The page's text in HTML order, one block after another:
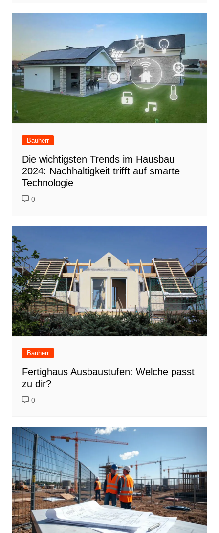
Bauherr
Die wichtigsten Trends im Hausbau
2024: Nachhaltigkeit trifft auf smarte
Technologie
0
Bauherr
Fertighaus Ausbaustufen: Welche passt
zu dir?
0